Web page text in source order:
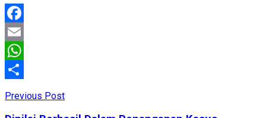
Facebook
Email
WhatsApp
Previous Post